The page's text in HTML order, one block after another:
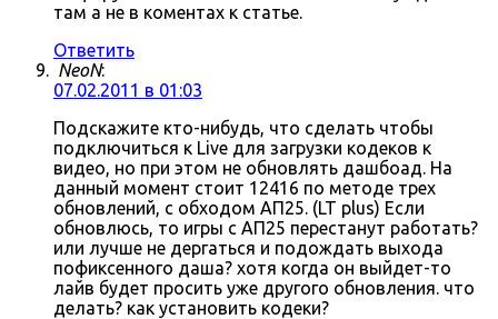
там а не в коментах к статье.
Ответить
NeoN:
07.02.2011 в 01:03
Подскажите кто-нибудь, что сделать чтобы
подключиться к Live для загрузки кодеков к
видео, но при этом не обновлять дашбоад. На
данный момент стоит 12416 по методе трех
обновлений, с обходом АП25. (LT plus) Если
обновлюсь, то игры с АП25 перестанут работать?
или лучше не дергаться и подождать выхода
пофиксенного даша? хотя когда он выйдет-то
лайв будет просить уже другого обновления. что
делать? как установить кодеки?